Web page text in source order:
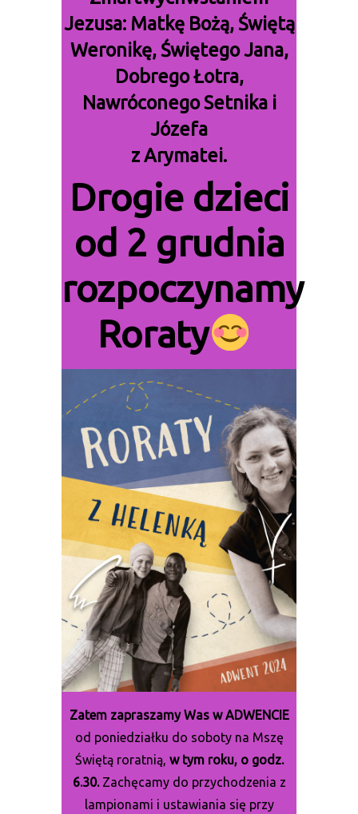
Jezusa: Matkę Bożą, Świętą
Weronikę, Świętego Jana,
Dobrego Łotra,
Nawróconego Setnika i
Józefa
z Arymatei.
Drogie dzieci
od 2 grudnia
rozpoczynamy
Roraty
Zatem zapraszamy Was w ADWENCIE
od poniedziałku do soboty na Mszę
Świętą roratnią, w tym roku, o godz.
6.30.Zachęcamy do przychodzenia z
lampionami i ustawiania się przy